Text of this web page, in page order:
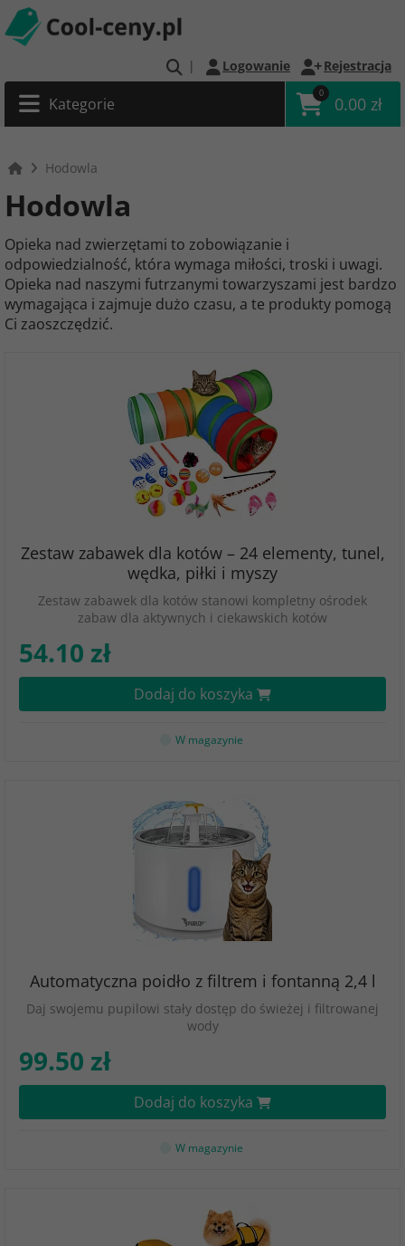
| Logowanie Rejestracja
Kategorie
0
0.00 zł
Hodowla
Hodowla
Opieka nad zwierzętami to zobowiązanie i
odpowiedzialność, która wymaga miłości, troski i uwagi.
Opieka nad naszymi futrzanymi towarzyszami jest bardzo
wymagająca i zajmuje dużo czasu, a te produkty pomogą
Ci zaoszczędzić.
Zestaw zabawek dla kotów – 24 elementy, tunel,
wędka, piłki i myszy
Zestaw zabawek dla kotów stanowi kompletny ośrodek
zabaw dla aktywnych i ciekawskich kotów
54.10 zł
Dodaj do koszyka
W magazynie
Automatyczna poidło z filtrem i fontanną 2,4 l
Daj swojemu pupilowi stały dostęp do świeżej i filtrowanej
wody
99.50 zł
Dodaj do koszyka
W magazynie